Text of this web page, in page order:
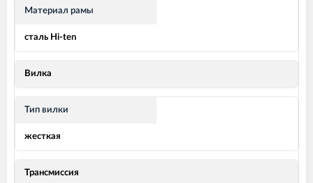
Материал рамы
сталь Hi-ten
Вилка
Тип вилки
жесткая
Трансмиссия